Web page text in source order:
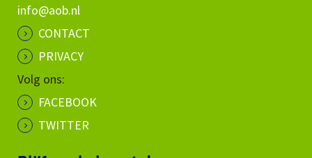
info@aob.nl
CONTACT
PRIVACY
Volg ons:
FACEBOOK
TWITTER